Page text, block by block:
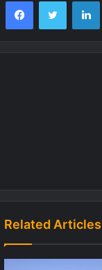
Related Articles